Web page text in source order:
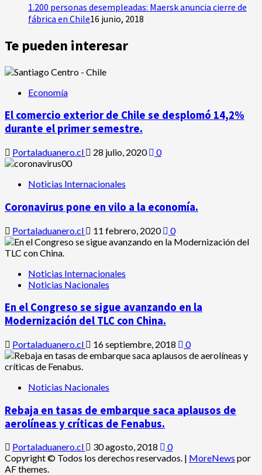
1.200 personas desempleadas: Maersk anuncia cierre de
fábrica en Chile16 junio, 2018
Te pueden interesar
Economía
El comercio exterior de Chile se desplomó 14,2%
durante el primer semestre.
Portaladuanero.cl 28 julio, 2020 0
Noticias Internacionales
Coronavirus pone en vilo a la economía.
Portaladuanero.cl 11 febrero, 2020 0
Noticias Internacionales
Noticias Nacionales
En el Congreso se sigue avanzando en la
Modernización del TLC con China.
Portaladuanero.cl 16 septiembre, 2018 0
Noticias Nacionales
Rebaja en tasas de embarque saca aplausos de
aerolíneas y críticas de Fenabus.
Portaladuanero.cl 30 agosto, 2018
0
Copyright © Todos los derechos reservados. | MoreNews por
AF themes.